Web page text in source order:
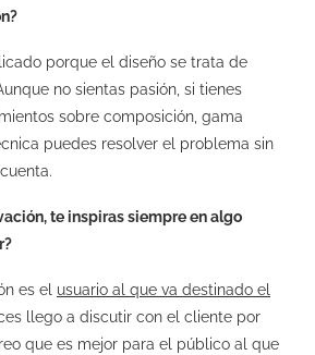
porque el diseño se trata de
no sientas pasión, si tienes
sobre composición, gama
puedes resolver el problema sin
te inspiras siempre en algo
es el usuario al que va destinado el
llego a discutir con el cliente por
que es mejor para el público al que